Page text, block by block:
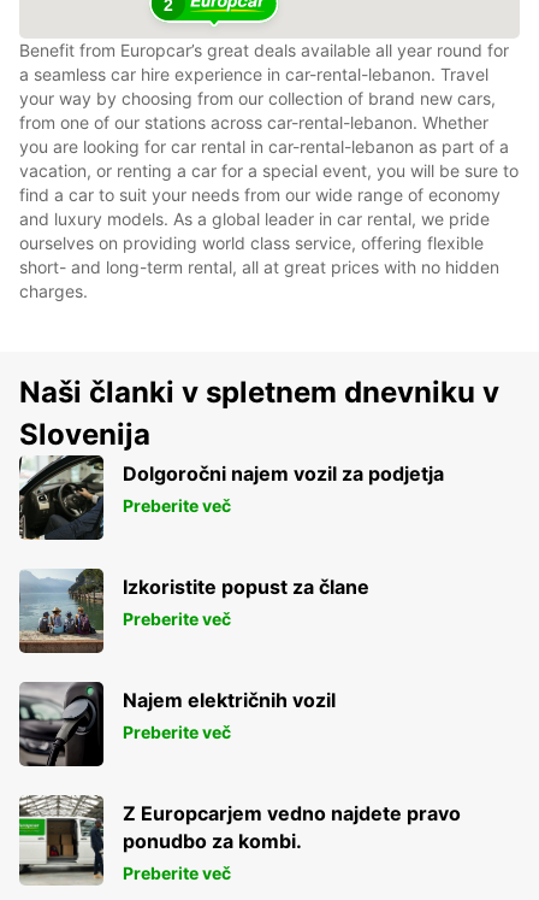
2
Benefit from Europcar’s great deals available all year round for
a seamless car hire experience in car-rental-lebanon. Travel
your way by choosing from our collection of brand new cars,
from one of our stations across car-rental-lebanon. Whether
you are looking for car rental in car-rental-lebanon as part of a
vacation, or renting a car for a special event, you will be sure to
find a car to suit your needs from our wide range of economy
and luxury models. As a global leader in car rental, we pride
ourselves on providing world class service, offering flexible
short- and long-term rental, all at great prices with no hidden
charges.
Naši članki v spletnem dnevniku v
Slovenija
Dolgoročni najem vozil za podjetja
Preberite več
Izkoristite popust za člane
Preberite več
Najem električnih vozil
Preberite več
Z Europcarjem vedno najdete pravo
ponudbo za kombi.
Preberite več